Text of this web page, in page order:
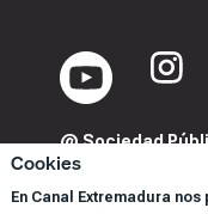
Cookies
En Canal Extremadura
@ Sociedad
POLITICA